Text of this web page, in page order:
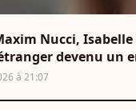
Nucci,
devenu un
à 21:07